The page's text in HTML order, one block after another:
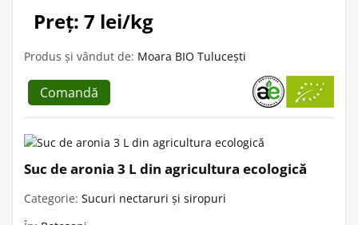
Preț: 7 lei/kg
Produs și vândut de: Moara BIO Tulucești
Comandă
Suc de aronia 3 L din agricultura ecologică
Categorie: Sucuri nectaruri și siropuri